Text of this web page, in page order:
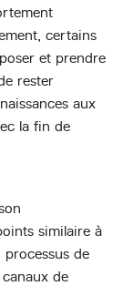
certains
et prendre
rester
aux
la fin de
similaire à
de
de